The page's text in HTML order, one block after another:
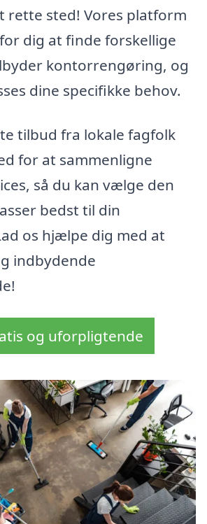
rette sted! Vores platform
dig at finde forskellige
kontorrengøring, og
dine specifikke behov.
tilbud fra lokale fagfolk
for at sammenligne
så du kan vælge den
bedst til din
os hjælpe dig med at
indbydende
og uforpligtende